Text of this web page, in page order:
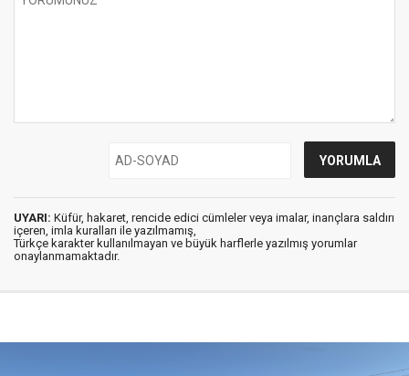
UYARI: Küfür, hakaret, rencide edici cümleler veya imalar, inançlara saldırı
içeren, imla kuralları ile yazılmamış,
Türkçe karakter kullanılmayan ve büyük harflerle yazılmış yorumlar
onaylanmamaktadır.